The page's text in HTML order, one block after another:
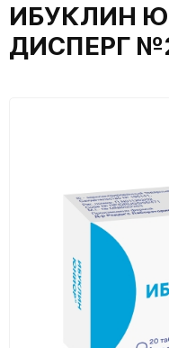
ИБУКЛИН
ДИСПЕРГ